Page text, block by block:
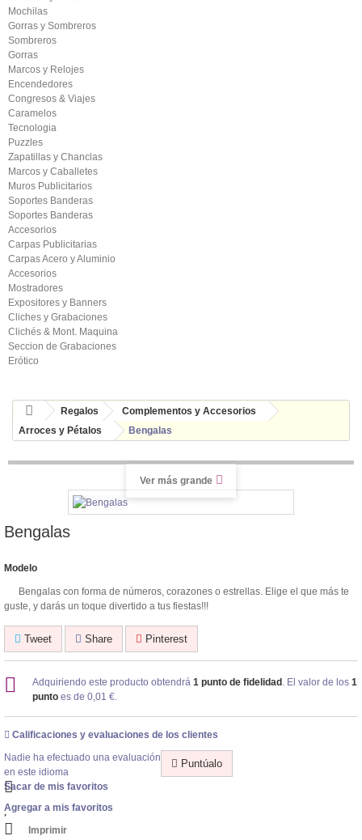
Mochilas
Gorras y Sombreros
Sombreros
Gorras
Marcos y Relojes
Encendedores
Congresos & Viajes
Caramelos
Tecnologia
Puzzles
Zapatillas y Chanclas
Marcos y Caballetes
Muros Publicitarios
Soportes Banderas
Soportes Banderas
Accesorios
Carpas Publicitarias
Carpas Acero y Aluminio
Accesorios
Mostradores
Expositores y Banners
Cliches y Grabaciones
Clichés & Mont. Maquina
Seccion de Grabaciones
Erótico
Regalos
Complementos y Accesorios
Arroces y Pétalos
Bengalas
Ver más grande
Bengalas
Modelo
Bengalas con forma de números, corazones o estrellas. Elige el que más te
guste, y darás un toque divertido a tus fiestas!!!
Tweet Share Pinterest
Adquiriendo este producto obtendrá 1 punto de fidelidad. El valor de los 1
punto es de 0,01 €.
Calificaciones y evaluaciones de los clientes
Nadie ha efectuado una evaluación
en este idioma
Puntúalo
Sacar de mis favoritos
Agregar a mis favoritos
Imprimir